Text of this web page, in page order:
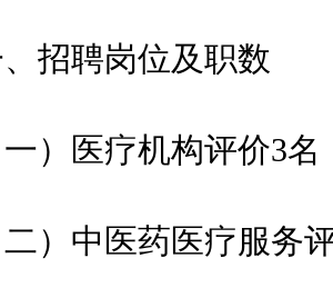
聘岗位及职数
医疗机构评价3名
中医药医疗服务